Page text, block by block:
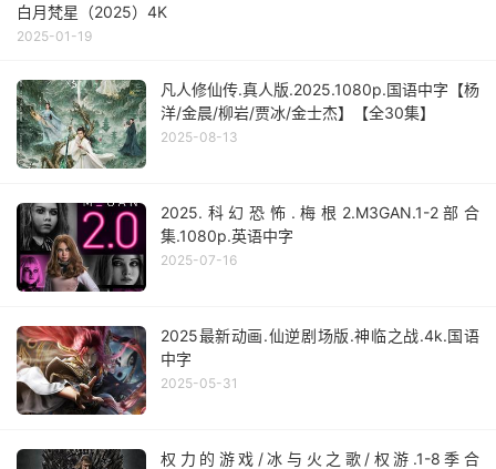
白月梵星（2025）4K
2025-01-19
凡人修仙传.真人版.2025.1080p.国语中字【杨
洋/金晨/柳岩/贾冰/金士杰】【全30集】
2025-08-13
2025.科幻恐怖.梅根2.M3GAN.1-2部合
集.1080p.英语中字
2025-07-16
2025最新动画.仙逆剧场版.神临之战.4k.国语
中字
2025-05-31
权力的游戏/冰与火之歌/权游.1-8季合